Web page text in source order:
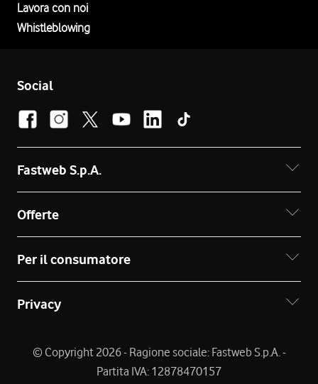
Lavora con noi
Whistleblowing
Social
Fastweb S.p.A.
Offerte
Per il consumatore
Privacy
© Copyright 2026 - Ragione sociale: Fastweb S.p.A. -
Partita IVA: 12878470157